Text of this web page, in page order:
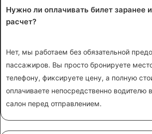
Нужно ли оплачивать билет заранее
расчет?
Нет, мы работаем без обязательной
пассажиров. Вы просто бронируете
телефону, фиксируете цену, а полную
оплачиваете непосредственно водителю
салон перед отправлением.